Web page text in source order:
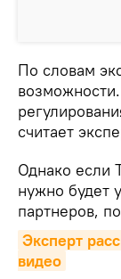
По словам
считает
Однако если
нужно будет
партнеров,
Эксперт
видео